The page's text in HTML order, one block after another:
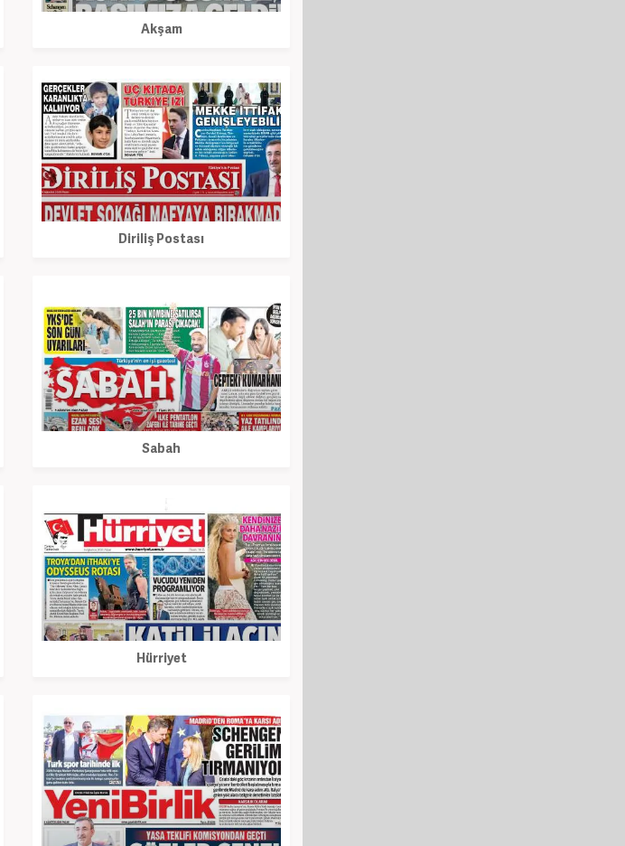
Akşam
Diriliş Postası
Sabah
Hürriyet